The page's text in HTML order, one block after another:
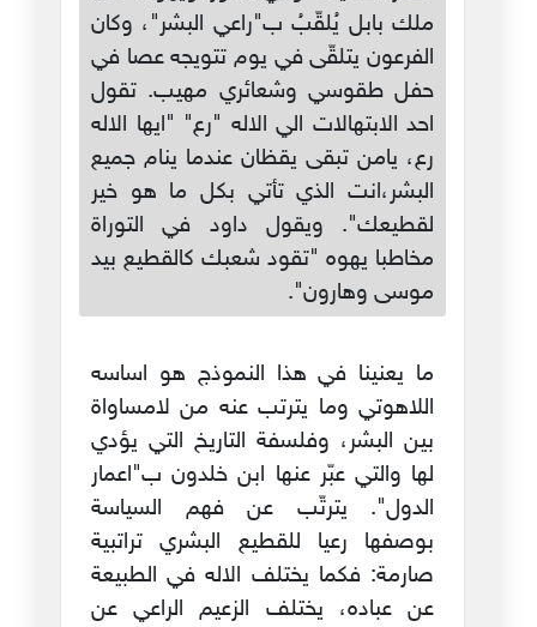
ملك بابل يُلقّبُ ب"راعي البشر"، وكان
الفرعون يتلقّى في يوم تتويجه عصا في
حفل طقوسي وشعائري مهيب. تقول
احد الابتهالات الي الاله "رع" "ايها الاله
رع، يامن تبقى يقظان عندما ينام جميع
البشر،انت الذي تأتي بكل ما هو خير
لقطيعك". ويقول داود في التوراة
مخاطبا يهوه "تقود شعبك كالقطيع بيد
موسى وهارون".
ما يعنينا في هذا النموذج هو اساسه
اللاهوتي وما يترتب عنه من لامساواة
بين البشر، وفلسفة التاريخ التي يؤدي
لها والتي عبّر عنها ابن خلدون ب"اعمار
الدول". يترتّب عن فهم السياسة
بوصفها رعيا للقطيع البشري تراتبية
صارمة: فكما يختلف الاله في الطبيعة
عن عباده، يختلف الزعيم الراعي عن